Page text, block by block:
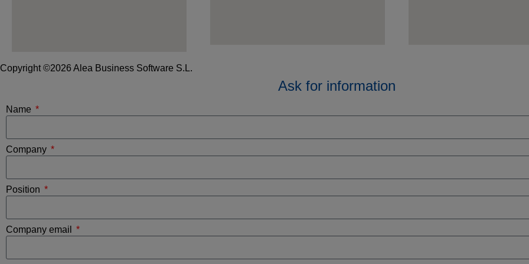
Copyright ©2026 Alea Business Software S.L.
Ask for information
Name
Company
Position
Company email